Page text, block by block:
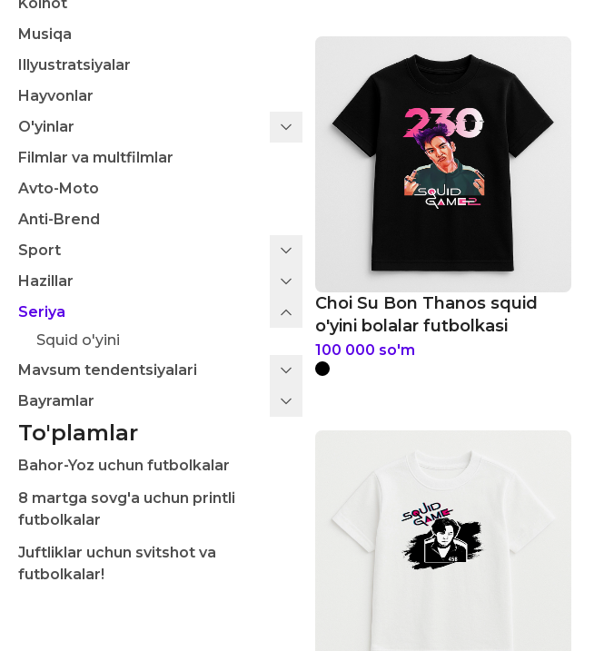
Musiqa
Illyustratsiyalar
Hayvonlar
O'yinlar
Filmlar va multfilmlar
Avto-Moto
Anti-Brend
Sport
Hazillar
Seriya
Squid o'yini
Mavsum tendentsiyalari
Bayramlar
To'plamlar
Bahor-Yoz uchun futbolkalar
8 martga sovg'a uchun printli
futbolkalar
Juftliklar uchun svitshot va
futbolkalar!
Choi Su Bon Thanos squid
o'yini bolalar futbolkasi
100 000 so'm